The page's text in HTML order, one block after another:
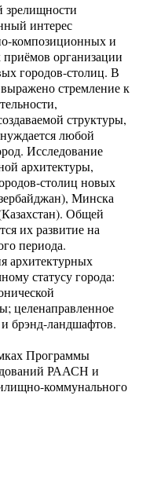
интерес
композиционных и
организации
городов-столиц. В
стремление к
структуры,
любой
Исследование
архитектуры,
столиц новых
Минска
Общей
их развитие на
периода.
архитектурных
статусу города:
целенаправленное
брэнд-ландшафтов.
Программы
РААСН и
коммунального